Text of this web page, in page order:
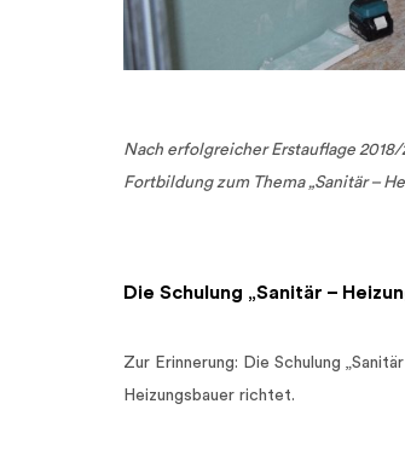
Nach erfolgreicher Erstauflage
Fortbildung zum Thema „Sanitär –
Die Schulung „Sanitär –
Zur Erinnerung: Die Schulung
Heizungsbauer richtet.